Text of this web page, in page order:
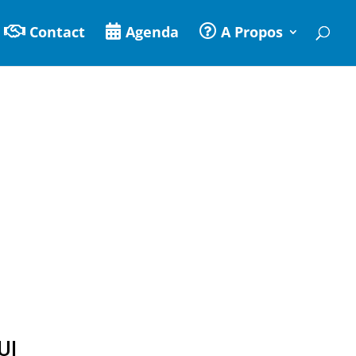
Contact Agenda A Propos